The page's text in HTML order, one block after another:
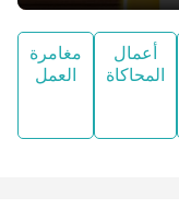
مغامرة
العمل
أعمال
المحاكاة